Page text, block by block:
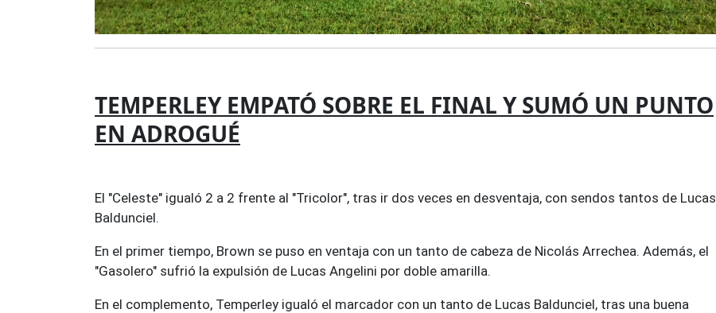
TEMPERLEY EMPATÓ SOBRE EL FINAL Y SUMÓ UN PUNTO
EN ADROGUÉ
El "Celeste" igualó 2 a 2 frente al "Tricolor", tras ir dos veces en desventaja, con sendos tantos de Lucas
Baldunciel.
En el primer tiempo, Brown se puso en ventaja con un tanto de cabeza de Nicolás Arrechea. Además, el
"Gasolero" sufrió la expulsión de Lucas Angelini por doble amarilla.
En el complemento, Temperley igualó el marcador con un tanto de Lucas Baldunciel, tras una buena